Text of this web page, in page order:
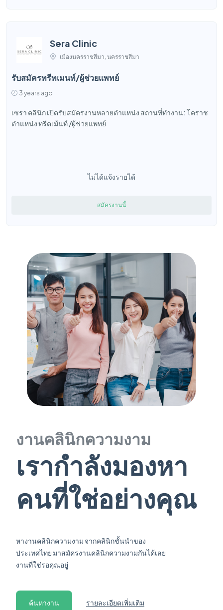
Sera Clinic
เมืองนครราชสีมา, นครราชสีมา
รับสมัครทรีทเมนท์/ผู้ช่วยแพทย์
3 years ago
เซรา คลินิก เปิดรับสมัครงานหลายตำแหน่ง สถานที่ทำงาน: โคราช
ตำแหน่ง ทรีตเม้นท์ /ผู้ช่วยแพทย์
ไม่ได้แจ้งรายได้
สมัครงานนี้
งานคลินิกความงาม
เรากำลังมองหา
คนที่ใช่อย่างคุณ
หางานคลินิกความงาม จากคลินิกชั้นนำของ
ประเทศไทย มาสมัครงานคลินิกความงามกันได้เลย
งานที่ใช่รอคุณอยู่
ค้นหางาน รายละเอียดเพิ่มเติม